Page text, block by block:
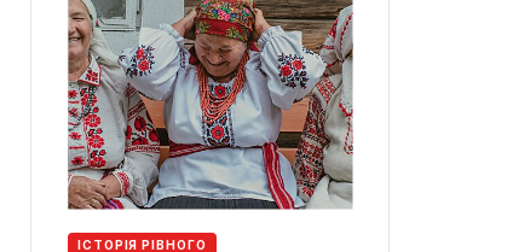
ІСТОРІЯ РІВНОГО